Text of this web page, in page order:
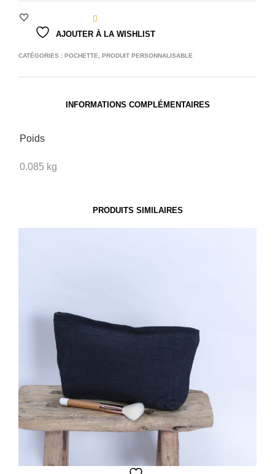
AJOUTER À LA WISHLIST
CATÉGORIES : POCHETTE PRODUIT PERSONNALISABLE
INFORMATIONS COMPLÉMENTAIRES
Poids
0.085 kg
PRODUITS SIMILAIRES